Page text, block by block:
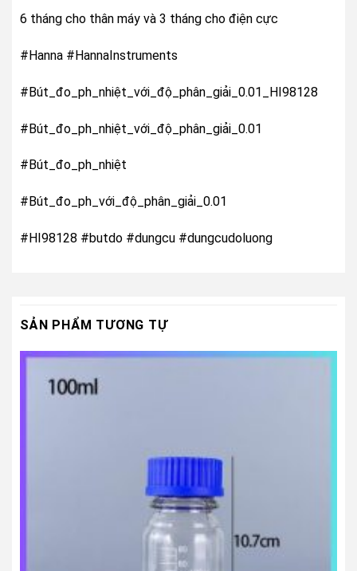
6 tháng cho thân máy và 3 tháng cho điện cực
#Hanna #HannaInstruments
#Bút_đo_ph_nhiệt_với_độ_phân_giải_0.01_HI98128
#Bút_đo_ph_nhiệt_với_độ_phân_giải_0.01
#Bút_đo_ph_nhiệt
#Bút_đo_ph_với_độ_phân_giải_0.01
#HI98128 #butdo #dungcu #dungcudoluong
SẢN PHẨM TƯƠNG TỰ